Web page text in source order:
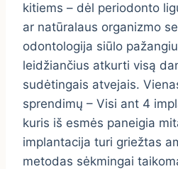
kitiems – dėl periodonto
ar natūralaus organizmo
odontologija siūlo
leidžiančius atkurti visą
sudėtingais atvejais.
sprendimų – Visi ant 4
kuris iš esmės paneigia
implantacija turi griežtas
metodas sėkmingai